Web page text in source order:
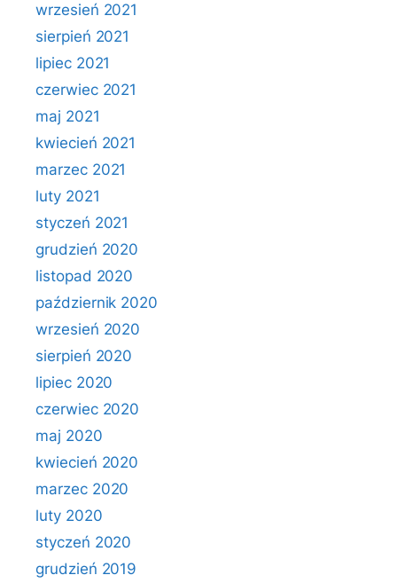
wrzesień 2021
sierpień 2021
lipiec 2021
czerwiec 2021
maj 2021
kwiecień 2021
marzec 2021
luty 2021
styczeń 2021
grudzień 2020
listopad 2020
październik 2020
wrzesień 2020
sierpień 2020
lipiec 2020
czerwiec 2020
maj 2020
kwiecień 2020
marzec 2020
luty 2020
styczeń 2020
grudzień 2019